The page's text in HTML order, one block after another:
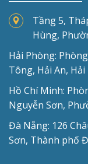
Tầng 5,
Hùng,
Hải Phòng:
Tông, Hải An,
Hồ Chí Minh:
Nguyễn Sơn,
Đà Nẵng: 126
Sơn, Thành phố